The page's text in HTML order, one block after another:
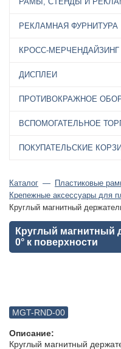
РЕКЛАМНАЯ ФУРНИТУРА
КРОСС-МЕРЧЕНДАЙЗИНГ
ДИСПЛЕИ
ПРОТИВОКРАЖНОЕ
ВСПОМОГАТЕЛЬНОЕ
ПОКУПАТЕЛЬСКИЕ
Каталог
Пластиковые
Крепежные аксессуары для
Круглый магнитный
Круглый магнитный
0° к поверхности
MGT-RND-00
Описание:
Круглый магнитный